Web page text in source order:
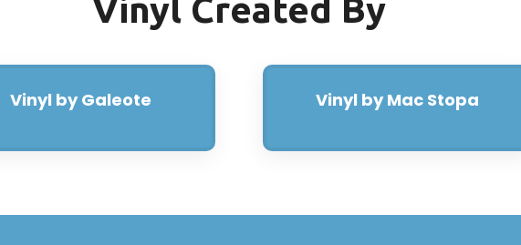
Vinyl Created By
Vinyl by Galeote
Saiba mais
Vinyl by Mac Stopa
Saiba mais